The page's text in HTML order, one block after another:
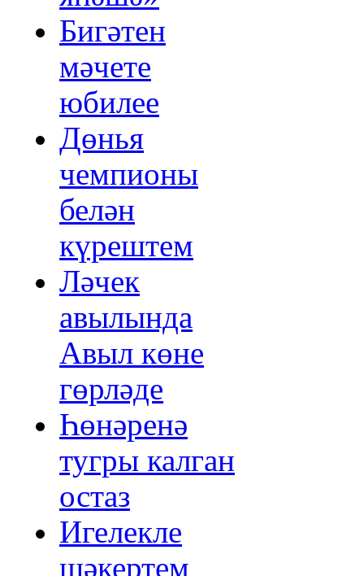
Бигәтен
мәчете
юбилее
Дөнья
чемпионы
белән
күрештем
Ләчек
авылында
Авыл көне
гөрләде
Һөнәренә
тугры калган
остаз
Игелекле
шәкертем